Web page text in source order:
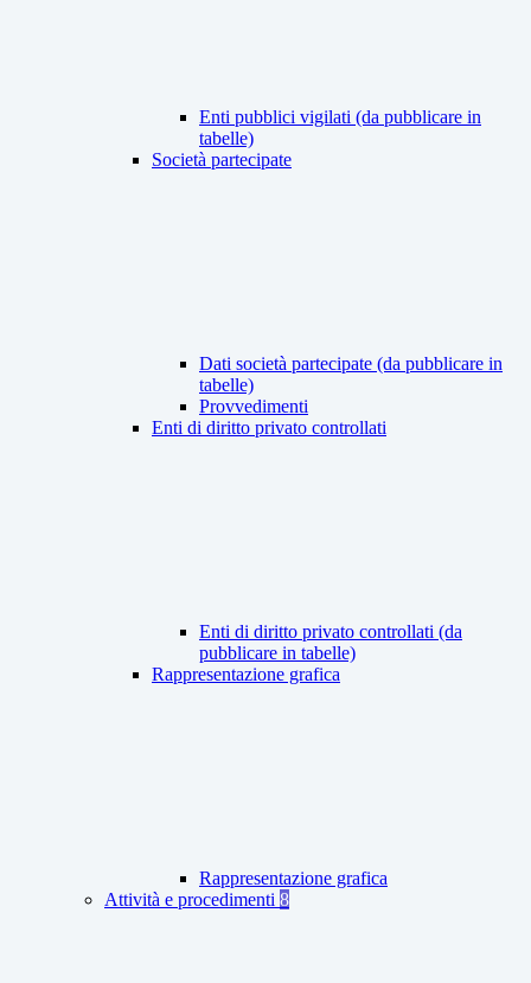
Enti pubblici vigilati (da pubblicare in
tabelle)
Società partecipate
Dati società partecipate (da pubblicare in
tabelle)
Provvedimenti
Enti di diritto privato controllati
Enti di diritto privato controllati (da
pubblicare in tabelle)
Rappresentazione grafica
Rappresentazione grafica
Attività e procedimenti 8